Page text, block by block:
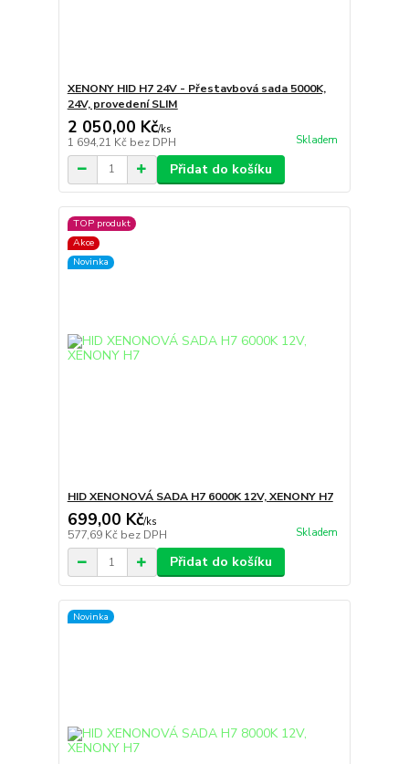
XENONY HID H7 24V - Přestavbová sada 5000K,
24V, provedení SLIM
2 050,00 Kč/ks
1 694,21 Kč bez DPH Skladem
Přidat do košíku
TOP produkt
Akce
Novinka
HID XENONOVÁ SADA H7 6000K 12V, XENONY H7
699,00 Kč/ks
577,69 Kč bez DPH Skladem
Přidat do košíku
Novinka